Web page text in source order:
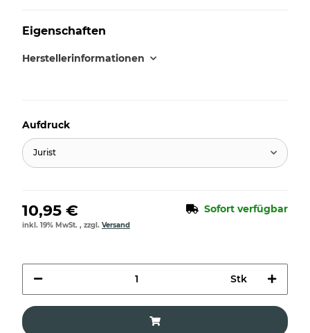
Eigenschaften
Herstellerinformationen
Aufdruck
Jurist
10,95 € Sofort verfügbar
inkl. 19% MwSt. , zzgl. Versand
Stk